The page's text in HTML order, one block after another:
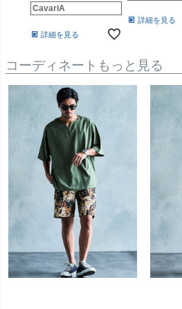
CavariA
詳細を見る
詳細を見る
コーディネートもっと見る